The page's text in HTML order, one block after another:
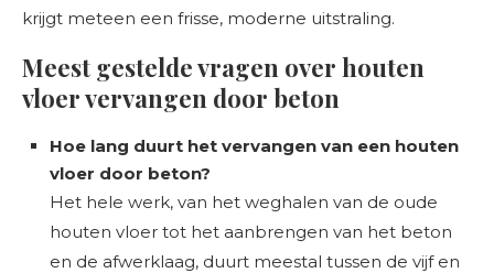
krijgt meteen een frisse, moderne uitstraling.
Meest gestelde vragen over houten
vloer vervangen door beton
Hoe lang duurt het vervangen van een houten
vloer door beton?
Het hele werk, van het weghalen van de oude
houten vloer tot het aanbrengen van het beton
en de afwerklaag, duurt meestal tussen de vijf en